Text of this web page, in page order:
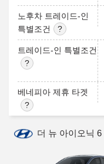
노후차 트레이드-인
특별조건
트레이드-인 특별조건
베네피아 제휴 타겟
더 뉴 아이오닉 6